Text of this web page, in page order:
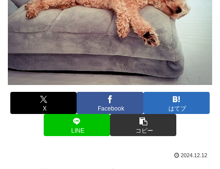
X Facebook はてブ
LINE コピー
2024.12.12